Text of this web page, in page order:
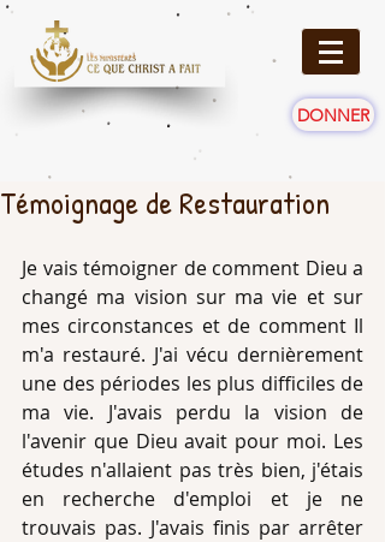
DONNER
Témoignage de Restauration
Je vais témoigner de comment Dieu a
changé ma vision sur ma vie et sur
mes circonstances et de comment Il
m'a restauré. J'ai vécu dernièrement
une des périodes les plus difficiles de
ma vie. J'avais perdu la vision de
l'avenir que Dieu avait pour moi. Les
études n'allaient pas très bien, j'étais
en recherche d'emploi et je ne
trouvais pas. J'avais finis par arrêter